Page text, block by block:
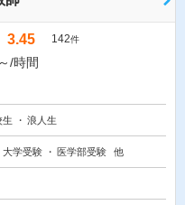
3.45 142件
～/時間
生 浪人生
大学受験 医学部受験 他